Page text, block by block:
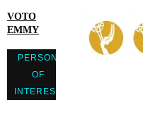
VOTO
EMMY
PERSON
OF
INTEREST